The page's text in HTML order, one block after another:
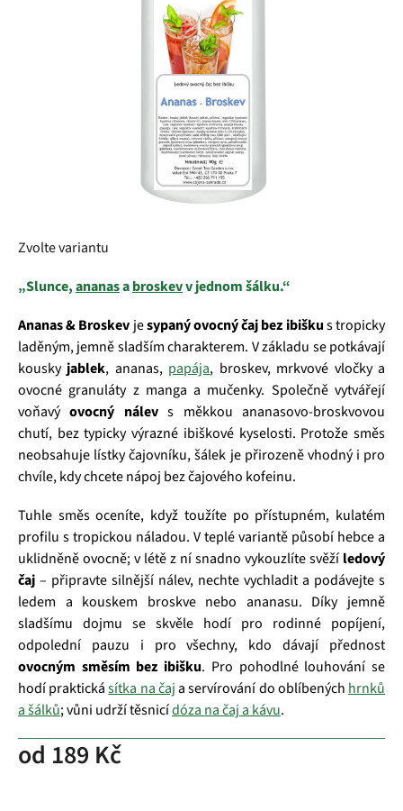
od 189 Kč
Zvolte variantu
„Slunce,ananasabroskevv jednom šálku.“
Ananas & Broskev jesypaný ovocný čaj bez ibiškus tropicky
laděným, jemně sladším charakterem. V základu se potkávají
kousky jablek, ananas, papája, broskev, mrkvové vločky a
ovocné granuláty z manga a mučenky. Společně vytvářejí
voňavýovocný nálevs měkkou ananasovo‑broskvovou
chutí, bez typicky výrazné ibiškové kyselosti. Protože směs
neobsahuje lístky čajovníku, šálek je přirozeně vhodný i pro
chvíle, kdy chcete nápoj bez čajového kofeinu.
Tuhle směs oceníte, když toužíte po přístupném, kulatém
profilu s tropickou náladou. V teplé variantě působí hebce a
uklidněně ovocně; v létě z ní snadno vykouzlíte svěží ledový
čaj – připravte silnější nálev, nechte vychladit a podávejte s
ledem a kouskem broskve nebo ananasu. Díky jemně
sladšímu dojmu se skvěle hodí pro rodinné popíjení,
odpolední pauzu i pro všechny, kdo dávají přednost
ovocným směsím bez ibišku. Pro pohodlné louhování se
hodí praktickásítka na čaja servírování do oblíbených hrnků
a šálků; vůni udrží těsnicídóza na čaj a kávu.